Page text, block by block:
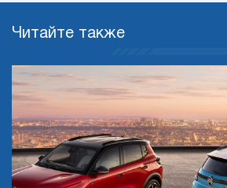
Читайте также